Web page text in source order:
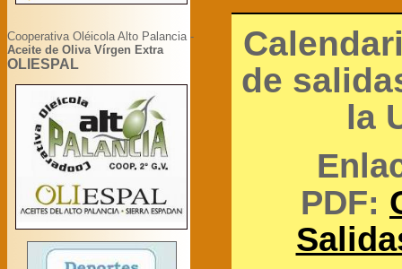
Cooperativa Oléicola Alto Palancia -
Aceite de Oliva Vírgen Extra
OLIESPAL
de
la
PDF: